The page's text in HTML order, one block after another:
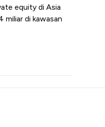
equity di Asia
miliar di kawasan